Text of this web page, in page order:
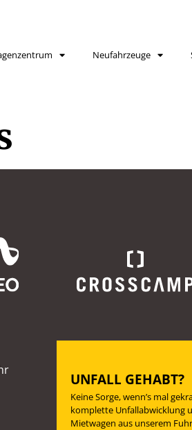
Neufahrzeuge
UNFALL GEHABT?
Keine Sorge, wenn’s mal
komplette Unfallabwicklung
Mietwagen aus unserem